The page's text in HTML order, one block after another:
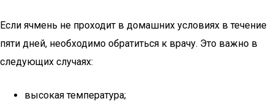
Если ячмень не проходит в домашних условиях в течение
пяти дней, необходимо обратиться к врачу. Это важно в
следующих случаях:
высокая температура;